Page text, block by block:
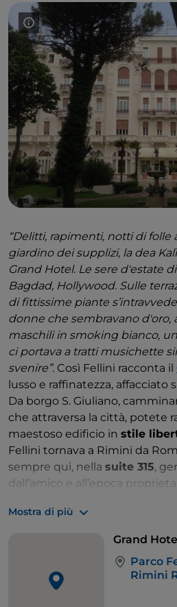
“Delitti, rapimenti, notti di folle
giardino dei supplizi, la dea
Grand Hotel. Le sere d'estate
Bagdad, Hollywood. Sulle
di fittissime piante
donne che sembravano d'oro,
maschili in smoking bianco,
ci portava a tratti musichette
svenire”. Così Fellini racconta il
lusso e raffinatezza, affacciato
Da borgo S. Giuliano,
che attraversa la città, potete
maestoso edificio in stile
Fellini tornava a Rimini da
sempre qui, nella suite 315,
dall’amico e all’epoca
ammirare quei sontuosi saloni
affascinato fin da giovane,
il Grand Hotel poteva solo
Titta Biondi,
fermo dietro le siepi a scrutare
Mostra di più
Grand
Parco
Rimini